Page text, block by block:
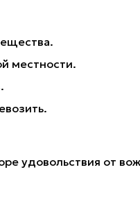
местности.
удовольствия от